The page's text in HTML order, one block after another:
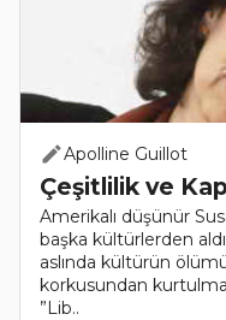
Apolline Guillot
Çeşitlilik ve
Amerikalı düşünür
başka kültürlerden
aslında kültürün
korkusundan
”Lib..